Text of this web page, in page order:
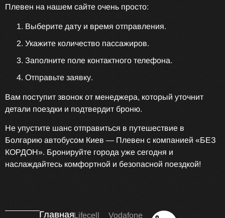
Плевен на нашем сайте очень просто:
Выберите дату и время отправления.
Укажите количество пассажиров.
Заполните поле контактного телефона.
Отправьте заявку.
Вам поступит звонок от менеджера, который уточнит
детали поездки и подтвердит броню.
Не упустите шанс отправиться в путешествие в
Болгарию автобусом Киев — Плевен с компанией «БЕЗ
КОРДОН». Бронируйте города уже сегодня и
наслаждайтесь комфортной и безопасной поездкой!
ГлавнаяLifecell Vodafone